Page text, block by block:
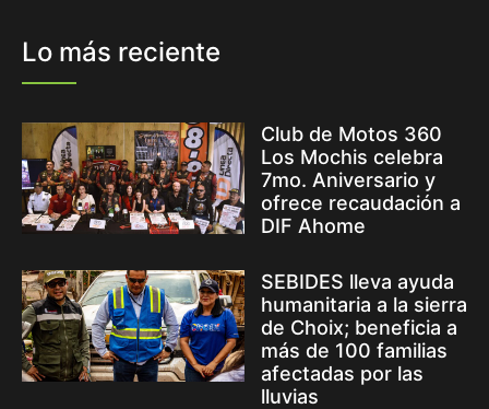
Lo más reciente
Club de Motos 360
Los Mochis celebra
7mo. Aniversario y
ofrece recaudación a
DIF Ahome
SEBIDES lleva ayuda
humanitaria a la sierra
de Choix; beneficia a
más de 100 familias
afectadas por las
lluvias